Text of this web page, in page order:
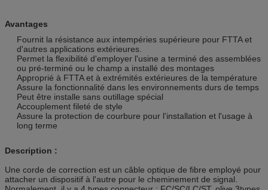
Avantages
Fournit la résistance aux intempéries supérieure pour FTTA et
d'autres applications extérieures.
Permet la flexibilité d'employer l'usine a terminé des assemblées
ou pré-terminé ou le champ a installé des montages
Approprié à FTTA et à extrémités extérieures de la température
Assure la fonctionnalité dans les environnements durs de temps
Peut être installe sans outillage spécial
Accouplement fileté de style
Assure la protection de courbure pour l'installation et l'usage à
long terme
Description :
Une corde de correction est un câble optique de fibre employé pour
attacher un dispositif à l'autre pour le cheminement de signal.